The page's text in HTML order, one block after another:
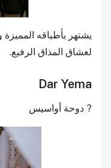
يشتهر بأطباقه المميزة
لعشاق المذاق الرفيع.
Dar Yema
? دوحة أواسيس